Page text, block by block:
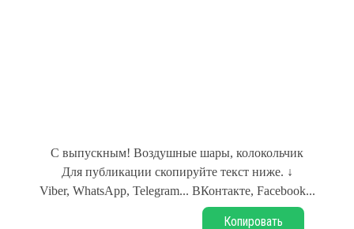
С выпускным! Воздушные шары, колокольчик
Для публикации скопируйте текст ниже. ↓
Viber, WhatsApp, Telegram... ВКонтакте, Facebook...
Копировать